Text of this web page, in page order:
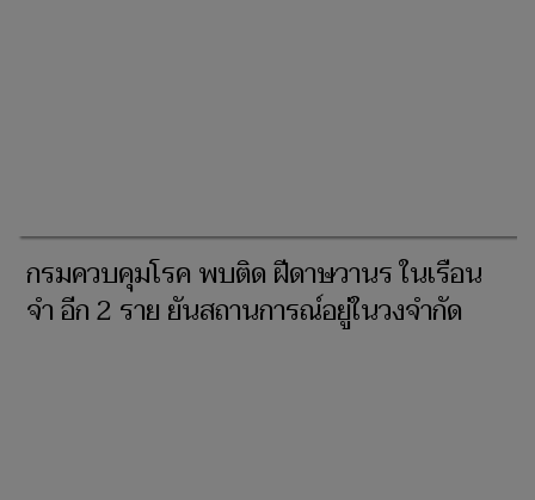
กรมควบคุมโรค พบติด ฝีดาษวานร ในเรือน
จำ อีก 2 ราย ยันสถานการณ์อยู่ในวงจำกัด